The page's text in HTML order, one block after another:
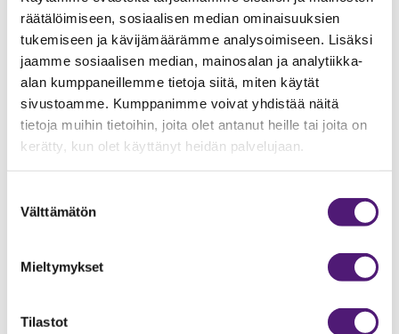
räätälöimiseen, sosiaalisen median ominaisuuksien
tukemiseen ja kävijämäärämme analysoimiseen. Lisäksi
jaamme sosiaalisen median, mainosalan ja analytiikka-
alan kumppaneillemme tietoja siitä, miten käytät
sivustoamme. Kumppanimme voivat yhdistää näitä
tietoja muihin tietoihin, joita olet antanut heille tai joita on
kerätty, kun olet käyttänyt heidän palvelujaan.
valinta
Välttämätön
Mieltymykset
Tilastot
Jos vahinko sattuu, ottakaa yhteyttä mökin huoltajaan
tai infoon, jälkilaskua ei ole kiva saada.
Vahingonkorvaukset maksetaan kohteen omistajalle.
Loppusiivous
Lomamökin siivouksesta loman aikana ja sen lopussa
huolehtii asiakas itse, muutoin saat siivouksesta
tupakannatsat, korkit, ulkokynttilät jne. Voit myös tilata
loppusiivouksen meiltä etukäteen.Hinta on 110-200€
Huoneistohotellin majoitushintaan sisältyy
normaalin asumisen jäljiltä. Myös parvekkeen/ terassin